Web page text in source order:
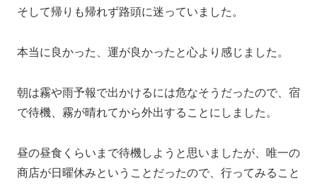
そして帰りも帰れず路頭に迷っていました。
本当に良かった、運が良かったと心より感じました。
朝は霧や雨予報で出かけるには危なそうだったので、宿
で待機、霧が晴れてから外出することにしました。
昼の昼食くらいまで待機しようと思いましたが、唯一の
商店が日曜休みということだったので、行ってみること